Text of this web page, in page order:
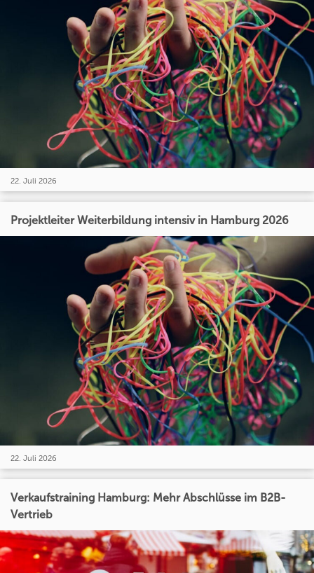
22. Juli 2026
Projektleiter Weiterbildung intensiv in Hamburg 2026
22. Juli 2026
Verkaufstraining Hamburg: Mehr Abschlüsse im B2B-
Vertrieb